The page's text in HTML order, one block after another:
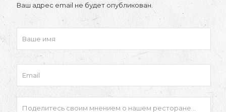
Ваш адрес email не будет опубликован.